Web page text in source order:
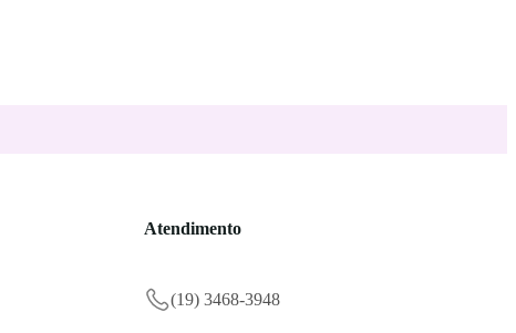
Atendimento
(19) 3468-3948